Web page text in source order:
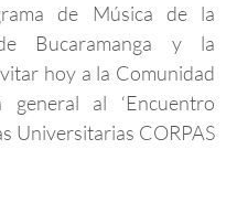
de Música de la
Bucaramanga y la
hoy a la Comunidad
al ‘Encuentro
Universitarias CORPAS